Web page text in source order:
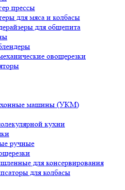
прессы
для мяса и колбасы
для общепита
овощерезки
машины (УКМ)
кухни
ручные
для консервирования
для колбасы